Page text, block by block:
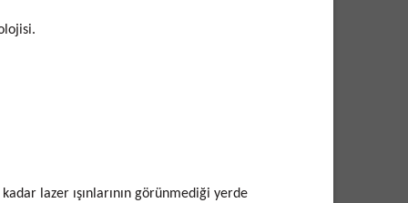
lazer ışınlarının görünmediği yerde